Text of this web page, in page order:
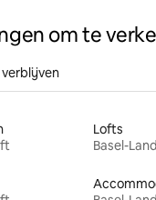
om te
Lofts
Basel-